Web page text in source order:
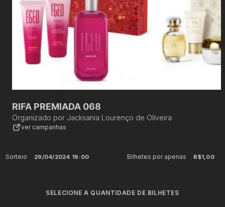
RIFA PREMIADA 068
Organizado por Jacksania Lourenço de Oliveira
ver campanhas
Sorteio 29/04/2024 19:00 Bilhetes por apenas R$1,00
SELECIONE A QUANTIDADE DE BILHETES